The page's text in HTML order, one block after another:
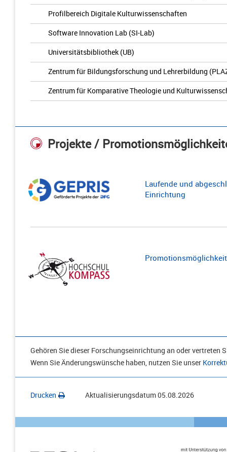
Profilbereich Digitale Kulturwissenschaften
Software Innovation Lab (SI-Lab)
Universitätsbibliothek (UB)
Zentrum für Bildungsforschung und Lehrerbildung
Zentrum für Komparative Theologie und
Projekte /
Laufende und
Einrichtung
Gehören Sie dieser Forschungseinrichtung an oder vertreten
Wenn Sie Änderungswünsche haben, nutzen Sie unser
Drucken Aktualisierungsdatum05.08.2026